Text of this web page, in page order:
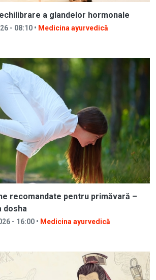
a glandelor hormonale
- 08:10 • Medicina ayurvedică
recomandate pentru primăvară –
dosha
- 16:00 • Medicina ayurvedică